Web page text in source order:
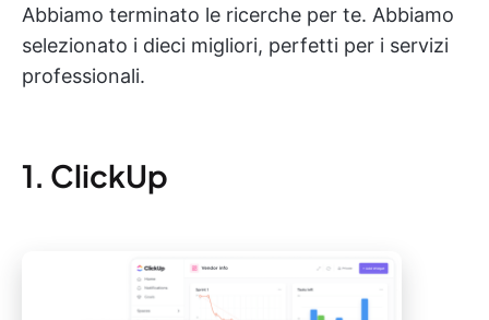
Abbiamo terminato le ricerche per te. Abbiamo
selezionato i dieci migliori, perfetti per i servizi
professionali.
1. ClickUp